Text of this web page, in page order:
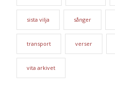
sista vilja sånger
transport verser
vita arkivet